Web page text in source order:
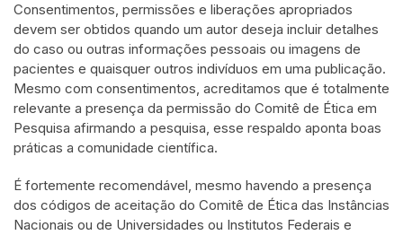
Consentimentos, permissões e liberações apropriados
devem ser obtidos quando um autor deseja incluir detalhes
do caso ou outras informações pessoais ou imagens de
pacientes e quaisquer outros indivíduos em uma publicação.
Mesmo com consentimentos, acreditamos que é totalmente
relevante a presença da permissão do Comitê de Ética em
Pesquisa afirmando a pesquisa, esse respaldo aponta boas
práticas a comunidade científica.
É fortemente recomendável, mesmo havendo a presença
dos códigos de aceitação do Comitê de Ética das Instâncias
Nacionais ou de Universidades ou Institutos Federais e